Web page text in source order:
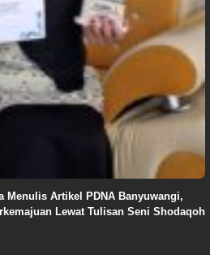
Menulis Artikel PDNA Banyuwangi,
Lewat Tulisan Seni Shodaqoh